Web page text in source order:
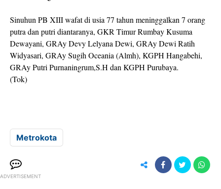
Sinuhun PB XIII wafat di usia 77 tahun meninggalkan 7 orang
putra dan putri diantaranya, GKR Timur Rumbay Kusuma
Dewayani, GRAy Devy Lelyana Dewi, GRAy Dewi Ratih
Widyasari, GRAy Sugih Oceania (Almh), KGPH Hangabehi,
GRAy Putri Purnaningrum,S.H dan KGPH Purubaya.
(Tok)
Metrokota
ADVERTISEMENT